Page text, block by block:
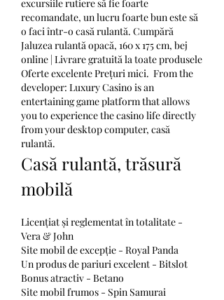
excursiile rutiere să fie foarte
recomandate, un lucru foarte bun este să
o faci într-o casă rulantă. Cumpără
Jaluzea rulantă opacă, 160 x 175 cm, bej
online | Livrare gratuită la toate produsele
Oferte excelente Prețuri mici.  From the
developer: Luxury Casino is an
entertaining game platform that allows
you to experience the casino life directly
from your desktop computer, casă
rulantă.
Casă rulantă, trăsură
mobilă
Licențiat și reglementat în totalitate -
Vera & John
Site mobil de excepție - Royal Panda
Un produs de pariuri excelent - Bitslot
Bonus atractiv - Betano
Site mobil frumos - Spin Samurai